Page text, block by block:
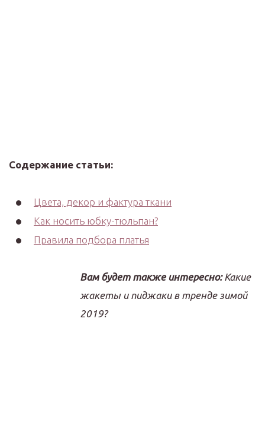
Содержание статьи:
Цвета, декор и фактура ткани
Как носить юбку-тюльпан?
Правила подбора платья
Вам будет также интересно:Какие
жакеты и пиджаки в тренде зимой
2019?